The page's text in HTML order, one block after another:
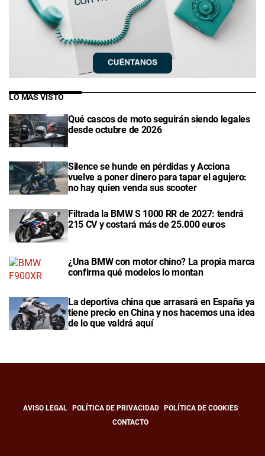
LO MÁS VISTO
Qué cascos de moto seguirán siendo legales
desde octubre de 2026
Silence se hunde en pérdidas y Acciona
vuelve a poner dinero para tapar el agujero:
no hay quien venda sus scooter
Filtrada la BMW S 1000 RR de 2027: tendrá
215 CV y costará más de 25.000 euros
¿Una BMW con motor chino? La propia marca
confirma qué modelos lo montan
La deportiva china que arrasará en España ya
tiene precio en China y nos hacemos una idea
de lo que valdrá aquí
AVISO LEGAL POLÍTICA DE PRIVACIDAD
POLÍTICA DE COOKIES
CONTACTO